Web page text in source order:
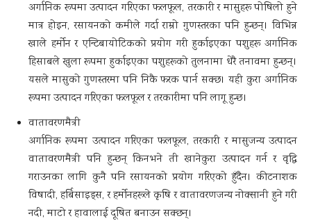
अर्गानिक रूपमा उत्पादन गरिएका फलफूल, तरकारी र मासुहरू पोषिलो हुने
मात्र होइन, रसायनको कमीले गर्दा राम्रो गुणस्तरका पनि हुन्छन्। विभिन्न
खाले हर्मोन र एन्टिबायोटिकको प्रयोग गरी हुर्काइएका पशुहरू अर्गानिक
हिसाबले खुला रूपमा हुर्काइएका पशुहरूको तुलनामा धेरै तनावमा हुन्छन्।
यसले मासुको गुणस्तरमा पनि निकै फरक पार्न सक्छ। यही कुरा अर्गानिक
रूपमा उत्पादन गरिएका फलफूल र तरकारीमा पनि लागू हुन्छ।
वातावरणमैत्री
अर्गानिक रूपमा उत्पादन गरिएका फलफूल, तरकारी र मासुजन्य उत्पादन
वातावरणमैत्री पनि हुन्छन् किनभने ती खानेकुरा उत्पादन गर्न र वृद्धि
गराउनका लागि कुनै पनि रसायनको प्रयोग गरिएको हुँदैन। कीटनाशक
विषादी, हर्बिसाइड्स, र हर्मोनहरूले कृषि र वातावरणजन्य नोक्सानी हुने गरी
नदी, माटो र हावालाई दूषित बनाउन सक्छन्।